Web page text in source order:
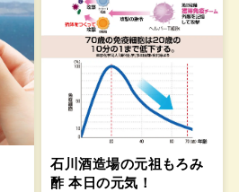
石川酒造場の元祖もろみ
酢 本日の元気！